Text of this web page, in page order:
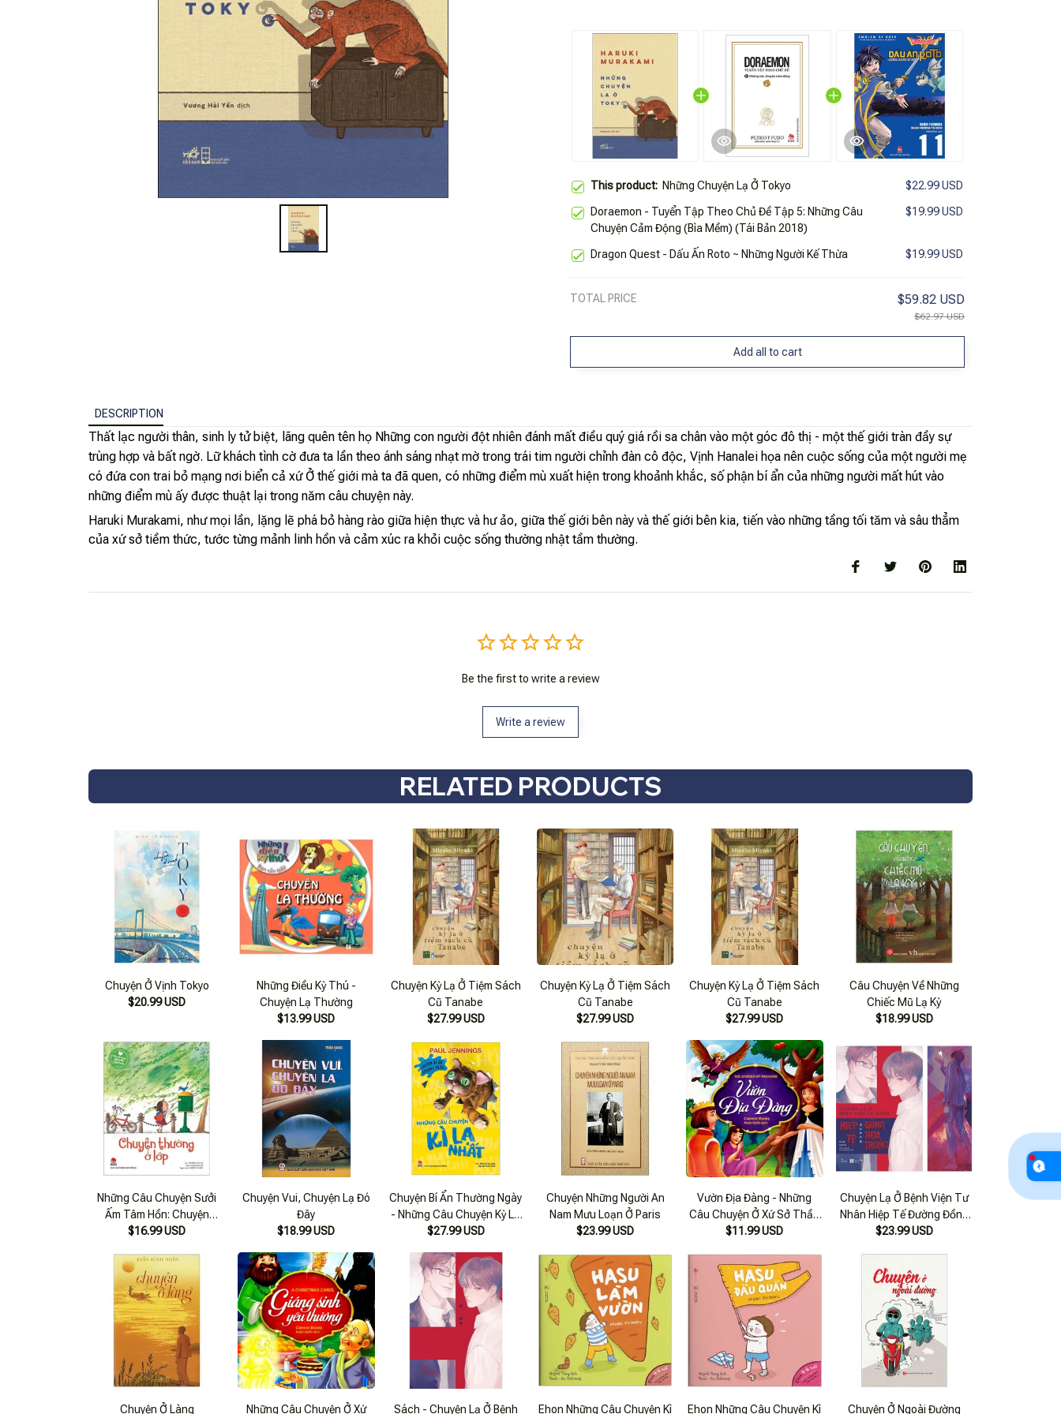
This product: Những Chuyện Lạ Ở Tokyo $22.99 USD
Doraemon - Tuyển Tập Theo Chủ Đề Tập 5: Những Câu
Chuyện Cảm Động (Bìa Mềm) (Tái Bản 2018)
$19.99 USD
Dragon Quest - Dấu Ấn Roto ~ Những Người Kế Thừa $19.99 USD
TOTAL PRICE $59.82 USD
$62.97 USD
Add all to cart
DESCRIPTION
Thất lạc người thân, sinh ly tử biệt, lãng quên tên họ Những con người đột nhiên đánh mất điều quý giá rồi sa chân vào một góc đô thị - một thế giới tràn đầy sự
trùng hợp và bất ngờ. Lữ khách tình cờ đưa ta lần theo ánh sáng nhạt mờ trong trái tim người chỉnh đàn cô độc, Vịnh Hanalei họa nên cuộc sống của một người mẹ
có đứa con trai bỏ mạng nơi biển cả xứ Ở thế giới mà ta đã quen, có những điểm mù xuất hiện trong khoảnh khắc, số phận bí ẩn của những người mất hút vào
những điểm mù ấy được thuật lại trong năm câu chuyện này.
Haruki Murakami, như mọi lần, lặng lẽ phá bỏ hàng rào giữa hiện thực và hư ảo, giữa thế giới bên này và thế giới bên kia, tiến vào những tầng tối tăm và sâu thẳm
của xứ sở tiềm thức, tước từng mảnh linh hồn và cảm xúc ra khỏi cuộc sống thường nhật tầm thường.
Be the first to write a review
Write a review
RELATED PRODUCTS
Chuyện Ở Vịnh Tokyo
$20.99 USD
Những Điều Kỳ Thú -
Chuyện Lạ Thường
$13.99 USD
Chuyện Kỳ Lạ Ở Tiệm Sách
Cũ Tanabe
$27.99 USD
Chuyện Kỳ Lạ Ở Tiệm Sách
Cũ Tanabe
$27.99 USD
Chuyện Kỳ Lạ Ở Tiệm Sách
Cũ Tanabe
$27.99 USD
Câu Chuyện Về Những
Chiếc Mũ Lạ Kỳ
$18.99 USD
Những Câu Chuyện Sưởi
Ấm Tâm Hồn: Chuyện
Thường Ở Lớp
$16.99 USD
Chuyện Vui, Chuyện Lạ Đó
Đây
$18.99 USD
Chuyện Bí Ẩn Thường Ngày
- Những Câu Chuyện Kỳ Lạ
Nhất (tái Bản 2023)
$27.99 USD
Chuyện Những Người An
Nam Mưu Loạn Ở Paris
$23.99 USD
Vườn Địa Đàng - Những
Câu Chuyện Ở Xứ Sở Thần
Tiên
$11.99 USD
Chuyện Lạ Ở Bệnh Viện Tư
Nhân Hiệp Tế Đường Đồng
Hoa Trung
$23.99 USD
Chuyện Ở Làng
Những Câu Chuyện Ở Xứ
Sách - Chuyện Lạ Ở Bệnh
Ehon Những Câu Chuyện Kì
Ehon Những Câu Chuyện Kì
Chuyện Ở Ngoài Đường